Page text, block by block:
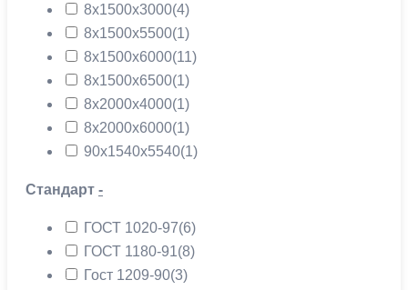
8х1500х3000(4)
8х1500х5500(1)
8х1500х6000(11)
8х1500х6500(1)
8х2000х4000(1)
8х2000х6000(1)
90х1540х5540(1)
Стандарт -
ГОСТ 1020-97(6)
ГОСТ 1180-91(8)
Гост 1209-90(3)